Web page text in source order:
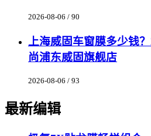
2026-08-06 / 90
上海威固车窗膜多少钱
尚浦东威固旗舰店
2026-08-06 / 93
最新编辑